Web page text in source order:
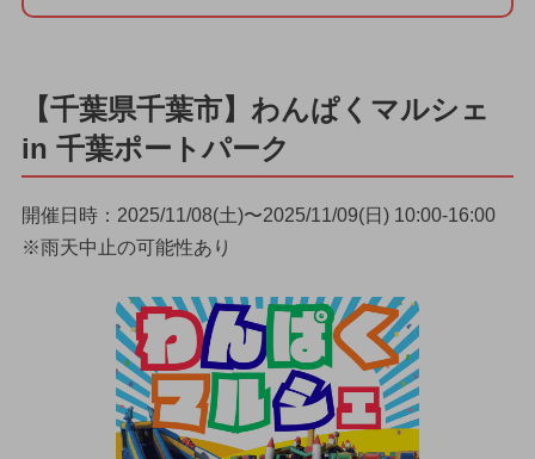
【千葉県千葉市】わんぱくマルシェ
in 千葉ポートパーク
開催日時：2025/11/08(土)〜2025/11/09(日) 10:00-16:00
※雨天中止の可能性あり